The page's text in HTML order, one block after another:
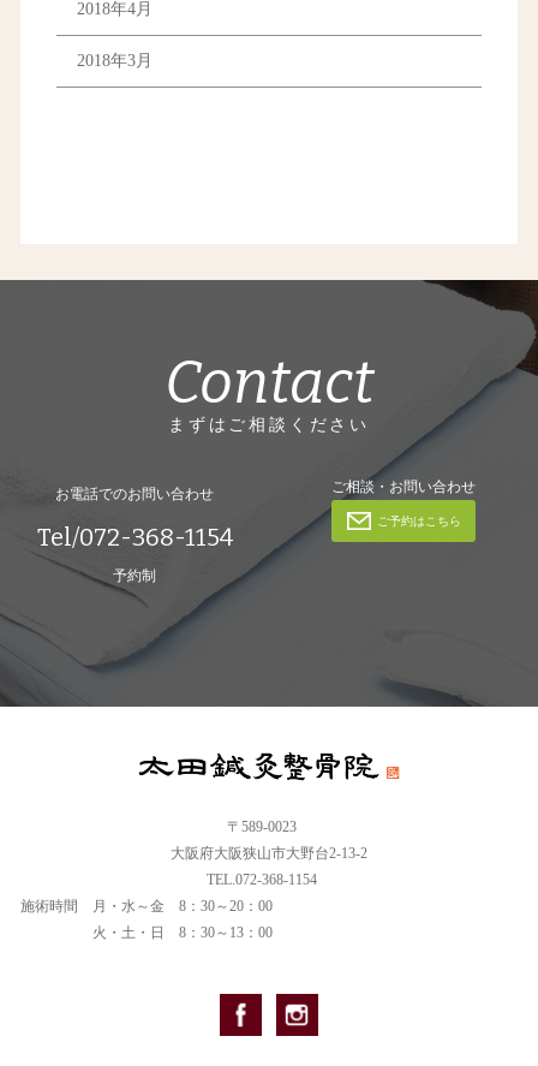
2018年4月
2018年3月
Contact
まずはご相談ください
お電話でのお問い合わせ
Tel/072-368-1154
予約制
ご相談・お問い合わせ
ご予約はこちら
〒589-0023
大阪府大阪狭山市大野台2-13-2
TEL.072-368-1154
施術時間
月・水～金 8：30～20：00
火・土・日 8：30～13：00